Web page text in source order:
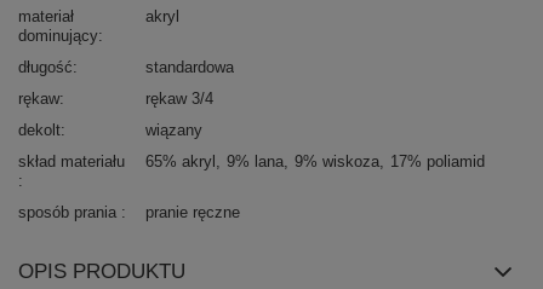
materiał
dominujący
akryl
długość
standardowa
rękaw
rękaw 3/4
dekolt
wiązany
skład materiału
65% akryl 9% lana 9% wiskoza 17% poliamid
sposób prania pranie ręczne
OPIS PRODUKTU